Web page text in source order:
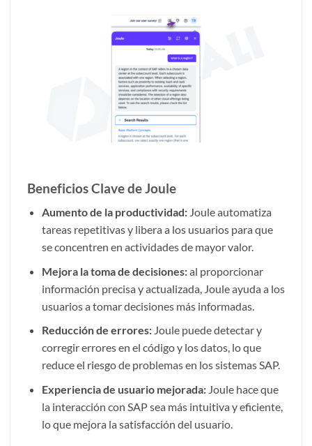
Beneficios Clave de Joule
Aumento de la productividad:Joule automatiza
tareas repetitivas y libera a los usuarios para que
se concentren en actividades de mayor valor.
Mejora la toma de decisiones:al proporcionar
información precisa y actualizada, Joule ayuda a los
usuarios a tomar decisiones más informadas.
Reducción de errores:Joule puede detectar y
corregir errores en el código y los datos, lo que
reduce el riesgo de problemas en los sistemas SAP.
Experiencia de usuario mejorada:Joule hace que
la interacción con SAP sea más intuitiva y eficiente,
lo que mejora la satisfacción del usuario.